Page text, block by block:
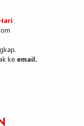
ke email.